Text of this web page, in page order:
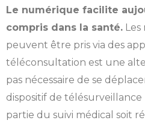
Le numérique facilite
compris dans la santé.
peuvent être pris via des
téléconsultation est une
pas nécessaire de se
dispositif de
partie du suivi médical soit